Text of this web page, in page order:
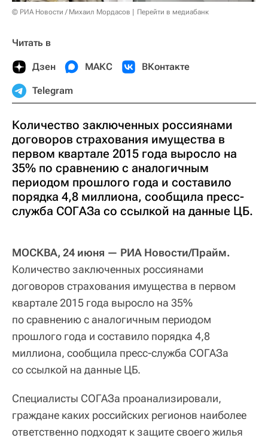
© РИА Новости / Михаил Мордасов Перейти в медиабанк
Читать в
Дзен МАКС ВКонтакте
Telegram
Количество заключенных россиянами
договоров страхования имущества в
первом квартале 2015 года выросло на
35% по сравнению с аналогичным
периодом прошлого года и составило
порядка 4,8 миллиона, сообщила пресс-
служба СОГАЗа со ссылкой на данные ЦБ.
МОСКВА, 24 июня — РИА Новости/Прайм.
Количество заключенных россиянами
договоров страхования имущества в первом
квартале 2015 года выросло на 35%
по сравнению с аналогичным периодом
прошлого года и составило порядка 4,8
миллиона, сообщила пресс-служба СОГАЗа
со ссылкой на данные ЦБ.
Специалисты СОГАЗа проанализировали,
граждане каких российских регионов наиболее
ответственно подходят к защите своего жилья